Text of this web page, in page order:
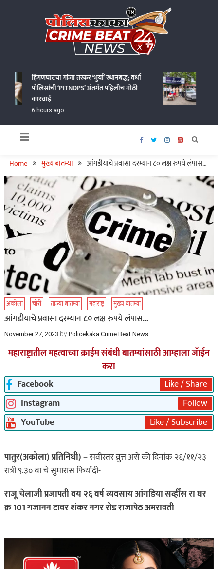
हिंगणघाटचा गांजा तस्कर ‘भुर्या’ स्थानबद्ध; वर्धा
पोलिसांची ‘PITNDPS’ अंतर्गत पहिलीच मोठी
कारवाई
6 hours ago
8 hours
Home मुख्य बातम्या आंगडीयाचे प्रवासा दरम्यान ८० लक्ष रुपये लंपास…
अकोला चोरी ताज्या बातम्या महाराष्ट्र मुख्य बातम्या
आंगडीयाचे प्रवासा दरम्यान ८० लक्ष रुपये लंपास…
November 27, 2023 by Policekaka Crime Beat News
महाराष्ट्रातील महत्वाच्या क्राईम संबंधी बातम्यांसाठी आम्हाला जॅाईन
करा
Facebook
Like / Share
Instagram
Follow
YouTube
Like / Subscribe
पातुर(अकोला) प्रतिनिधी) –सवीस्तर व्रुत्त असे की दिनांक २६/११/२३
रात्री ९.३० वा चे सुमारास फिर्यादी-
राजू चेलाजी प्रजापती वय २६ वर्ष व्यवसाय आंगडिया सर्व्हींस रा घर
क्र 101 गजानन टावर शंकर नगर रोड राजापेठ अमरावती